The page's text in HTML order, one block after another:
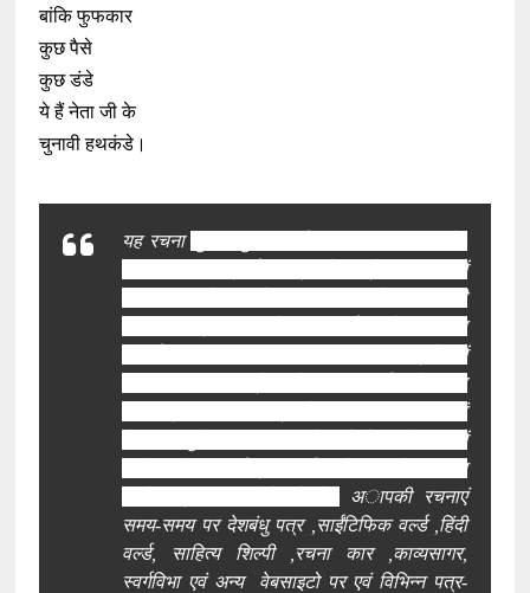
बांकि फुफकार
कुछ पैसे
कुछ डंडे
ये हैं नेता जी के
चुनावी हथकंडे।
यह रचना
अापकी रचनाएं
समय-समय पर देशबंधु पत्र ,साईंटिफिक वर्ल्ड ,हिंदी
वर्ल्ड, साहित्य शिल्पी ,रचना कार ,काव्यसागर,
स्वर्गविभा एवं अन्य वेबसाइटो पर एवं विभ‍िन्न पत्र-